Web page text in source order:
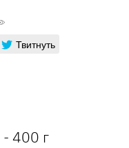
Твитнуть
400 г